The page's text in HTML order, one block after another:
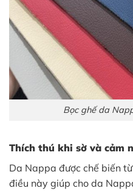
Bọc ghế da
Thích thú khi sờ và cảm
Da Nappa được chế biến
điều này giúp cho da